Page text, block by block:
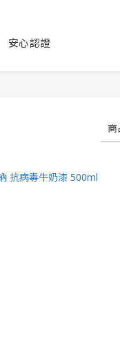
安心認證
商